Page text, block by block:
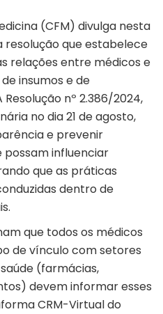
(CFM) divulga nesta
que estabelece
relações entre médicos e
insumos e de
nº 2.386/2024,
no dia 21 de agosto,
e prevenir
possam influenciar
que as práticas
dentro de
que todos os médicos
de vínculo com setores
(farmácias,
devem informar esses
CRM-Virtual do